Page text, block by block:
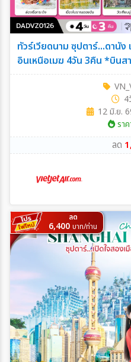
ทัวร์เวียดนาม ซุปตาร์...ดานั
อินเหนือเมฆ 4วัน 3คืน *บิน
4
12 มิ.ย.
ราค
ลด
ลด
6,400 บาท/ท่าน